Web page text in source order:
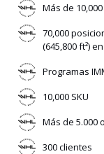
Más de
70,000
(645,800 ft²)
Programas
10,000 SKU
Más de 5.000
300 clientes